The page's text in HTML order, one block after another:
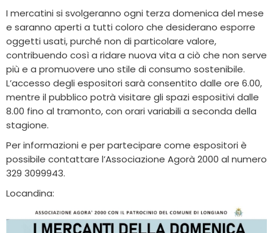
I mercatini si svolgeranno ogni terza domenica del mese
e saranno aperti a tutti coloro che desiderano esporre
oggetti usati, purché non di particolare valore,
contribuendo così a ridare nuova vita a ciò che non serve
più e a promuovere uno stile di consumo sostenibile.
L’accesso degli espositori sarà consentito dalle ore 6.00,
mentre il pubblico potrà visitare gli spazi espositivi dalle
8.00 fino al tramonto, con orari variabili a seconda della
stagione.
Per informazioni e per partecipare come espositori è
possibile contattare l’Associazione Agorà 2000 al numero
329 3099943.
Locandina: